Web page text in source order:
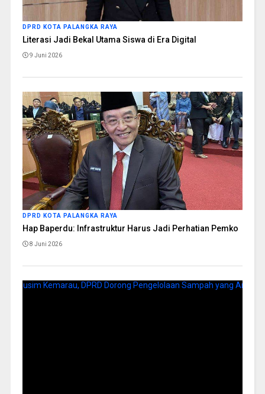
DPRD KOTA PALANGKA RAYA
Literasi Jadi Bekal Utama Siswa di Era Digital
9 Juni 2026
DPRD KOTA PALANGKA RAYA
Hap Baperdu: Infrastruktur Harus Jadi Perhatian Pemko
8 Juni 2026